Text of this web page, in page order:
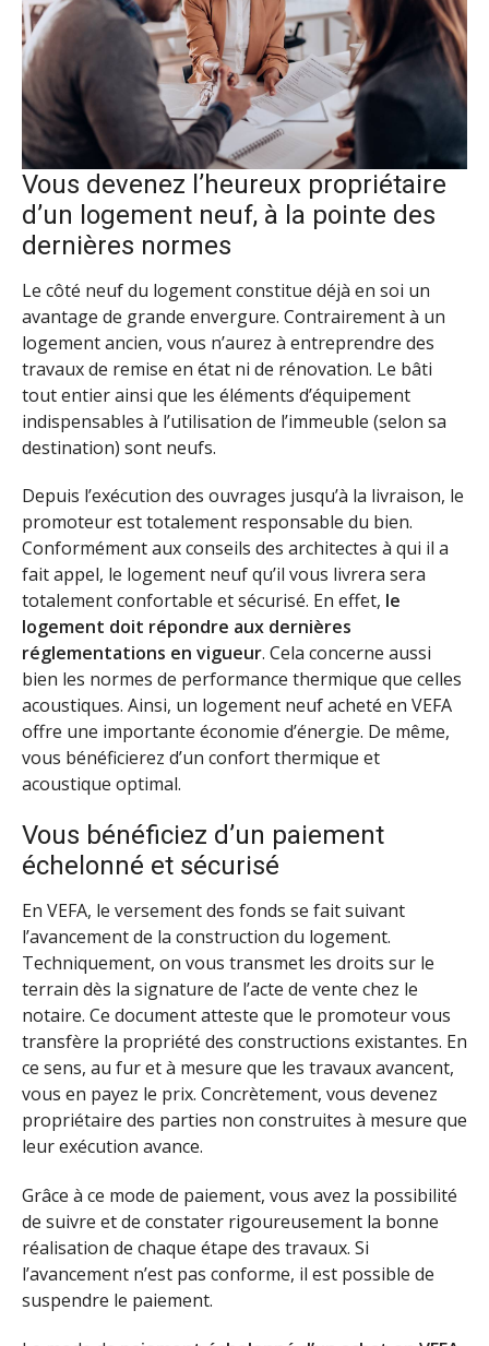
Vous devenez l’heureux propriétaire
d’un logement neuf, à la pointe des
dernières normes
Le côté neuf du logement constitue déjà en soi un
avantage de grande envergure. Contrairement à un
logement ancien, vous n’aurez à entreprendre des
travaux de remise en état ni de rénovation. Le bâti
tout entier ainsi que les éléments d’équipement
indispensables à l’utilisation de l’immeuble (selon sa
destination) sont neufs.
Depuis l’exécution des ouvrages jusqu’à la livraison, le
promoteur est totalement responsable du bien.
Conformément aux conseils des architectes à qui il a
fait appel, le logement neuf qu’il vous livrera sera
totalement confortable et sécurisé. En effet, le
logement doit répondre aux dernières
réglementations en vigueur. Cela concerne aussi
bien les normes de performance thermique que celles
acoustiques. Ainsi, un logement neuf acheté en VEFA
offre une importante économie d’énergie. De même,
vous bénéficierez d’un confort thermique et
acoustique optimal.
Vous bénéficiez d’un paiement
échelonné et sécurisé
En VEFA, le versement des fonds se fait suivant
l’avancement de la construction du logement.
Techniquement, on vous transmet les droits sur le
terrain dès la signature de l’acte de vente chez le
notaire. Ce document atteste que le promoteur vous
transfère la propriété des constructions existantes. En
ce sens, au fur et à mesure que les travaux avancent,
vous en payez le prix. Concrètement, vous devenez
propriétaire des parties non construites à mesure que
leur exécution avance.
Grâce à ce mode de paiement, vous avez la possibilité
de suivre et de constater rigoureusement la bonne
réalisation de chaque étape des travaux. Si
l’avancement n’est pas conforme, il est possible de
suspendre le paiement.